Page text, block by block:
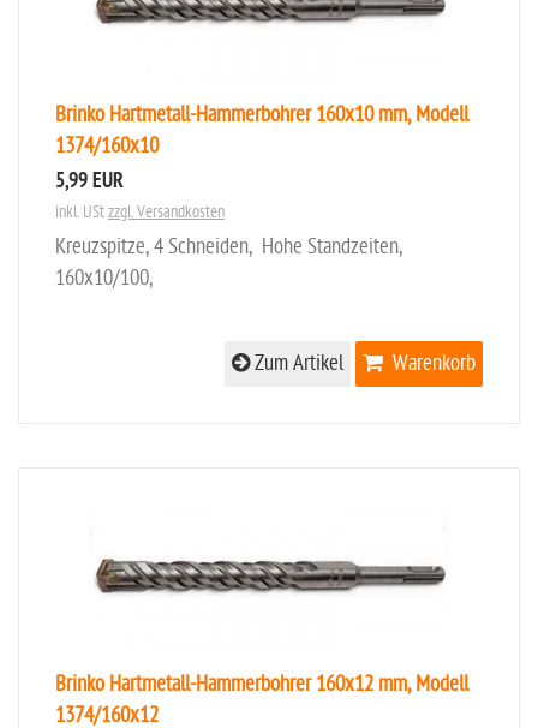
Brinko Hartmetall-Hammerbohrer 160x10 mm, Modell
1374/160x10
5,99 EUR
inkl. UStzzgl. Versandkosten
Kreuzspitze, 4 Schneiden, Hohe Standzeiten,
160x10/100,
Warenkorb
Zum Artikel
Brinko Hartmetall-Hammerbohrer 160x12 mm, Modell
1374/160x12